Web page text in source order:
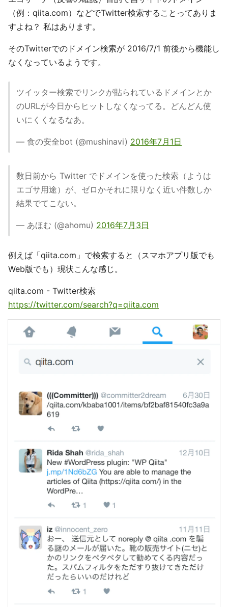
（例：qiita.com）などでTwitter検索することってありま
すよね？ 私はあります。
そのTwitterでのドメイン検索が 2016/7/1 前後から機能し
なくなっているようです。
ツイッター検索でリンクが貼られているドメインとか
のURLが今日からヒットしなくなってる。どんどん使
いにくくなるなあ。
— 食の安全bot (@mushinavi) 2016年7月1日
数日前から Twitter でドメインを使った検索（ようは
エゴサ用途）が、ゼロかそれに限りなく近い件数しか
結果でてこない。
— あほむ (@ahomu) 2016年7月3日
例えば「qiita.com」で検索すると（スマホアプリ版でも
Web版でも）現状こんな感じ。
qiita.com - Twitter検索
https://twitter.com/search?q=qiita.com